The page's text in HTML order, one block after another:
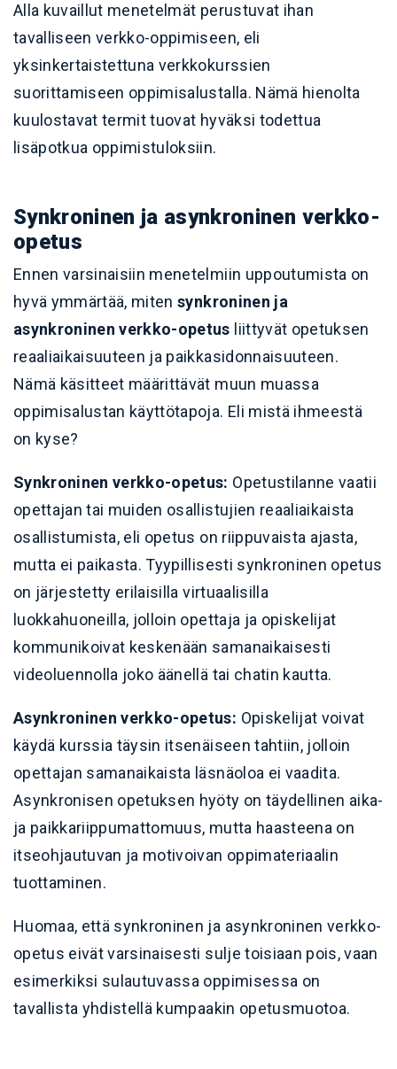
Alla kuvaillut menetelmät perustuvat ihan
tavalliseen verkko-oppimiseen, eli
yksinkertaistettuna verkkokurssien
suorittamiseen oppimisalustalla. Nämä hienolta
kuulostavat termit tuovat hyväksi todettua
lisäpotkua oppimistuloksiin.
Synkroninen ja asynkroninen verkko-
opetus
Ennen varsinaisiin menetelmiin uppoutumista on
hyvä ymmärtää, mitensynkroninen ja
asynkroninen verkko-opetus liittyvät opetuksen
reaaliaikaisuuteen ja paikkasidonnaisuuteen.
Nämä käsitteet määrittävät muun muassa
oppimisalustan käyttötapoja. Eli mistä ihmeestä
on kyse?
Synkroninen verkko-opetus: Opetustilanne vaatii
opettajan tai muiden osallistujien reaaliaikaista
osallistumista, eli opetus on riippuvaista ajasta,
mutta ei paikasta. Tyypillisesti synkroninen opetus
on järjestetty erilaisilla virtuaalisilla
luokkahuoneilla, jolloin opettaja ja opiskelijat
kommunikoivat keskenään samanaikaisesti
videoluennolla joko äänellä tai chatin kautta.
Asynkroninen verkko-opetus: Opiskelijat voivat
käydä kurssia täysin itsenäiseen tahtiin, jolloin
opettajan samanaikaista läsnäoloa ei vaadita.
Asynkronisen opetuksen hyöty on täydellinen aika-
ja paikkariippumattomuus, mutta haasteena on
itseohjautuvan ja motivoivan oppimateriaalin
tuottaminen.
Huomaa, että synkroninen ja asynkroninen verkko-
opetus eivät varsinaisesti sulje toisiaan pois, vaan
esimerkiksi sulautuvassa oppimisessa on
tavallista yhdistellä kumpaakin opetusmuotoa.